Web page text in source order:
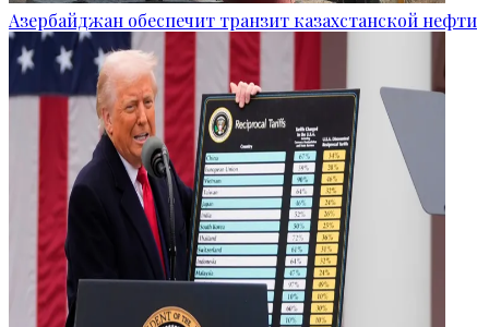
Азербайджан обеспечит транзит казахстанской нефти